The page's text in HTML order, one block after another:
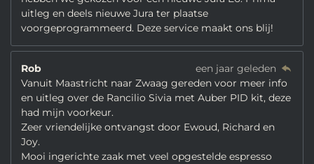
uitleg en deels nieuwe Jura ter plaatse
voorgeprogrammeerd. Deze service maakt ons blij!
Rob
een jaar geleden
Vanuit Maastricht naar Zwaag gereden voor meer info
en uitleg over de Rancilio Sivia met Auber PID kit, deze
had mijn voorkeur.
Zeer vriendelijke ontvangst door Ewoud, Richard en
Joy.
Mooi ingerichte zaak met veel opgestelde espresso